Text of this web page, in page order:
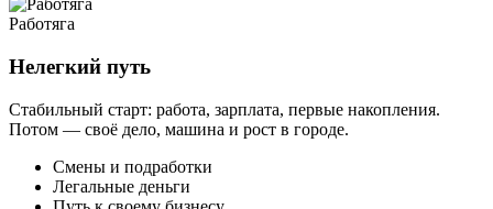
Работяга
Нелегкий путь
Стабильный старт: работа, зарплата, первые накопления.
Потом — своё дело, машина и рост в городе.
Смены и подработки
Легальные деньги